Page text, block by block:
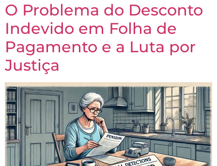
O Problema do Desconto
Indevido em Folha de
Pagamento e a Luta por
Justiça